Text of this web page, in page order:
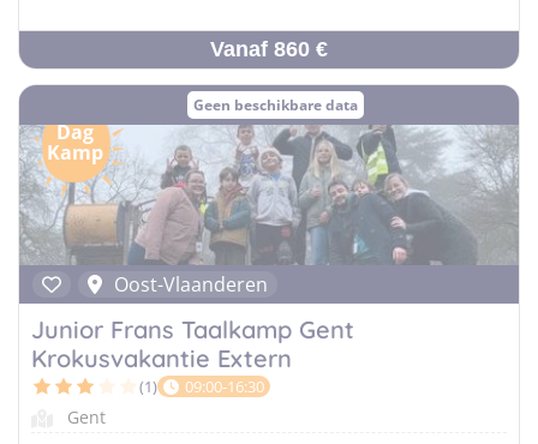
Vanaf 860 €
Geen beschikbare data
Dag
Kamp
Oost-Vlaanderen
Junior Frans Taalkamp Gent
Krokusvakantie Extern
(1) 09:00-16:30
Gent